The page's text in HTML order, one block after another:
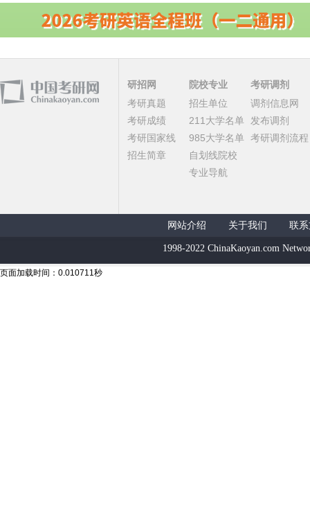
研招网
考研真题
考研成绩
考研国家线
招生简章
院校专业
招生单位
211大学名单
985大学名单
自划线院校
专业导航
考研调剂
调剂信息网
发布调剂
考研调剂流程
网站介绍 关于我们 联
1998-2022 ChinaKaoyan.com
页面加载时间：0.010711秒